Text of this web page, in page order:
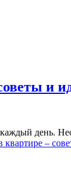
и
день.
квартире –